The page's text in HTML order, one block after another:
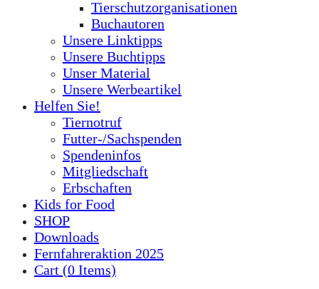
Tierschutzorganisationen
Buchautoren
Unsere Linktipps
Unsere Buchtipps
Unser Material
Unsere Werbeartikel
Helfen Sie!
Tiernotruf
Futter-/Sachspenden
Spendeninfos
Mitgliedschaft
Erbschaften
Kids for Food
SHOP
Downloads
Fernfahreraktion 2025
Cart (0 Items)